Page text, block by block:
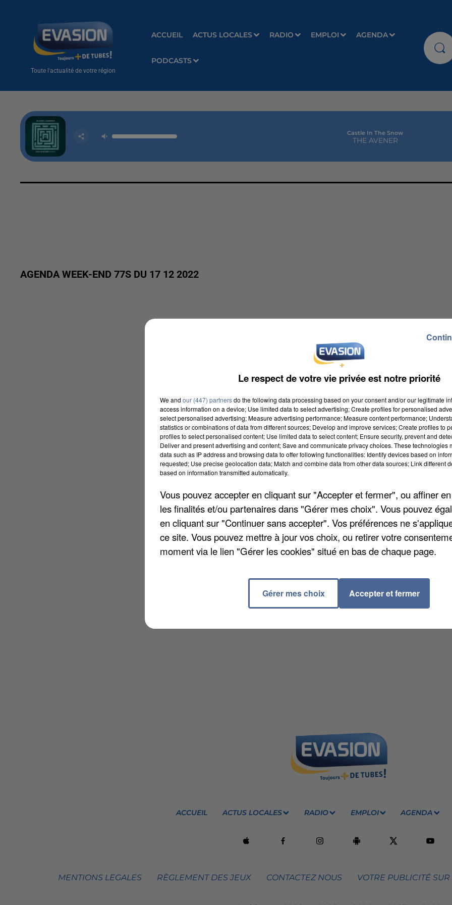
Toute l'actualité de votre région
ACCUEIL ACTUS LOCALES RADIO EMPLOI AGENDA
PODCASTS
Castle In The Snow
THE AVENER
AGENDA WEEK-END 77S DU 17 12 2022
ACCUEIL ACTUS LOCALES RADIO EMPLOI AGENDA
MENTIONS LEGALES RÈGLEMENT DES JEUX CONTACTEZ NOUS VOTRE PUBLICITÉ
Le respect de votre vie privée est notre priorité
We and our (447) partnersdo the following data processing based on your consent and/or our legitimate
access information on a device; Use limited data to select advertising; Create profiles for personalised
select personalised advertising; Measure advertising performance; Measure content performance;
statistics or combinations of data from different sources; Develop and improve services; Create profiles to
profiles to select personalised content; Use limited data to select content; Ensure security, prevent and
Deliver and present advertising and content; Save and communicate privacy choices. These technologies
data such as IP address and browsing data to offer following functionalities: Identify devices based on
requested; Use precise geolocation data; Match and combine data from other data sources; Link different
based on information transmitted automatically.
Vous pouvez accepter en cliquant sur "Accepter et fermer", ou affiner
les finalités et/ou partenaires dans "Gérer mes choix". Vous pouvez
en cliquant sur "Continuer sans accepter". Vos préférences ne
ce site. Vous pouvez mettre à jour vos choix, ou retirer votre
moment via le lien "Gérer les cookies" situé en bas de chaque page.
Gérer mes choix Accepter et fermer